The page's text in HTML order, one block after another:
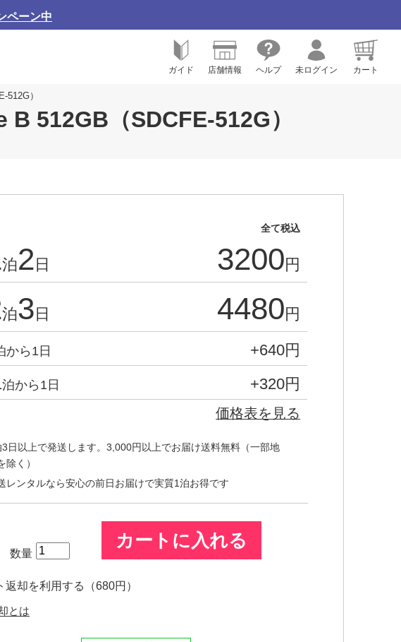
ペーン中
ガイド 店舗情報 ヘルプ 未ログイン カート
）
512GB（SDCFE-512G）
全て税込
泊2 日 3200 円
泊3 日 4480 円
から1日 +640円
泊から1日 +320円
価格表を見る
3日以上で発送します。3,000円以上でお届け送料無料（一部地
除く）
レンタルなら安心の前日お届けで実質1泊お得です
数量
カートに入れる
返却を利用する（680円）
とは